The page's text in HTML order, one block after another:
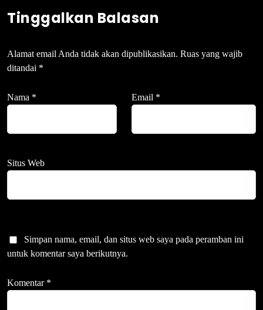
Tinggalkan Balasan
Alamat email Anda tidak akan dipublikasikan. Ruas yang wajib
ditandai *
Nama * Email *
Situs Web
Simpan nama, email, dan situs web saya pada peramban ini
untuk komentar saya berikutnya.
Komentar *